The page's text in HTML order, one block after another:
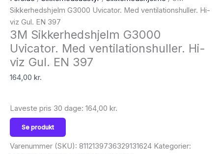
Sikkerhedshjelm G3000 Uvicator. Med ventilationshuller. Hi-
viz Gul. EN 397
3M Sikkerhedshjelm G3000
Uvicator. Med ventilationshuller. Hi-
viz Gul. EN 397
164,00 kr.
Laveste pris 30 dage: 164,00 kr.
Se produkt
Varenummer (SKU): 8112139736329131624 Kategorier: